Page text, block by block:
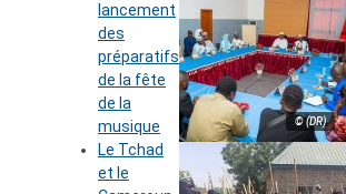
© (DR)
lancement
des
préparatifs
de la fête
de la
musique
Le Tchad
et le